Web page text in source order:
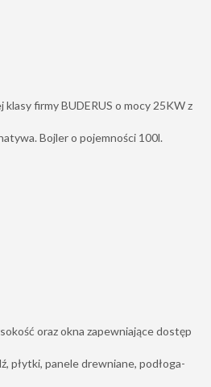
firmy BUDERUS o mocy 25KW z
Bojler o pojemności 100l.
oraz okna zapewniające dostęp
płytki, panele drewniane, podłoga-